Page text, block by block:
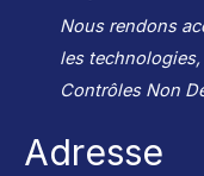
Nous rendons
les
Contrôles Non
Adresse